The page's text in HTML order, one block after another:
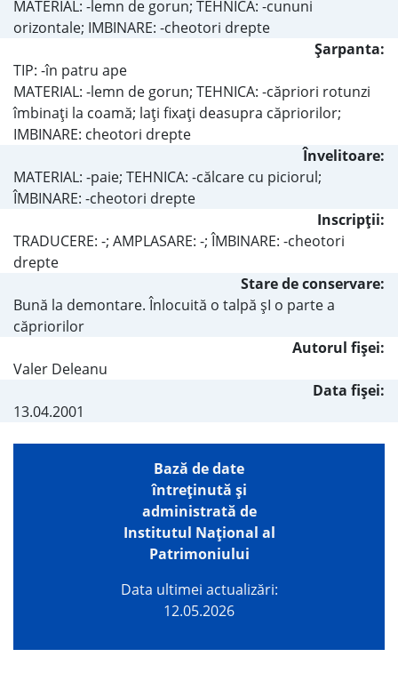
MATERIAL: -lemn de gorun; TEHNICA: -cununi
orizontale; IMBINARE: -cheotori drepte
Şarpanta:
TIP: -în patru ape
MATERIAL: -lemn de gorun; TEHNICA: -căpriori rotunzi
îmbinaţi la coamă; laţi fixaţi deasupra căpriorilor;
IMBINARE: cheotori drepte
Învelitoare:
MATERIAL: -paie; TEHNICA: -călcare cu piciorul;
ÎMBINARE: -cheotori drepte
Inscripţii:
TRADUCERE: -; AMPLASARE: -; ÎMBINARE: -cheotori
drepte
Stare de conservare:
Bună la demontare. Înlocuită o talpă şI o parte a
căpriorilor
Autorul fişei:
Valer Deleanu
Data fișei:
13.04.2001
Bază de date
întreţinută şi
administrată de
Institutul Național al
Patrimoniului
Data ultimei actualizări:
12.05.2026